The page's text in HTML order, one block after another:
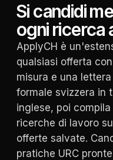
Si candidi
ogni ricerca
ApplyCH è
qualsiasi offerta
misura e una
formale svizzera in
inglese, poi
ricerche di lavoro
offerte salvate.
pratiche URC